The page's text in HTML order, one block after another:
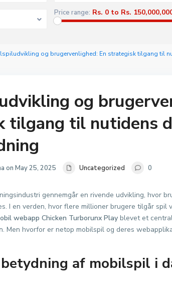
Price range: Rs. 0 to Rs.
og brugervenlighed: En strategisk tilgang til
og
tilgang til nutidens
on May 25, 2025 Uncategorized 0
gennemgår en rivende udvikling, hvor
I en verden, hvor flere millioner brugere tilgår spil
webapp Chicken Turborunx Play blevet et
Men hvorfor er netop mobilspil og deres
af mobilspil i